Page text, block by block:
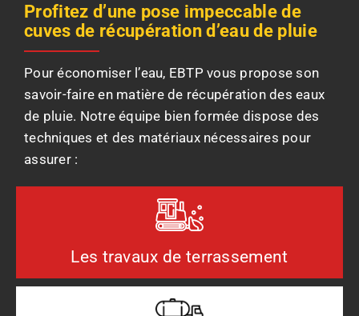
Profitez d’une pose impeccable de
cuves de récupération d’eau de pluie
Pour économiser l’eau, EBTP vous propose son
savoir-faire en matière de récupération des eaux
de pluie. Notre équipe bien formée dispose des
techniques et des matériaux nécessaires pour
assurer :
Les travaux de terrassement